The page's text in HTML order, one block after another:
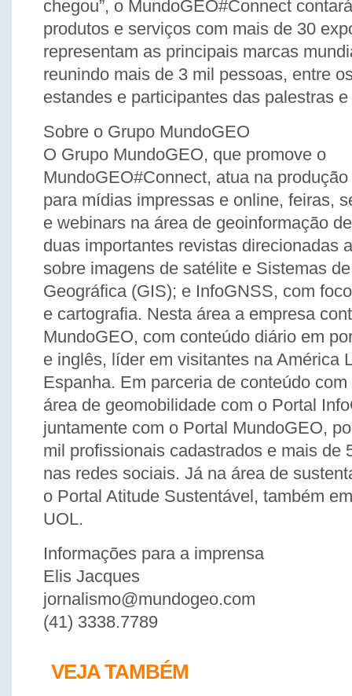
chegou”, o MundoGEO#Connect
produtos e serviços com mais de 30
representam as principais marcas
reunindo mais de 3 mil pessoas, entre
estandes e participantes das palestras
Sobre o Grupo MundoGEO
O Grupo MundoGEO, que promove o
MundoGEO#Connect, atua na
para mídias impressas e online, feiras,
e webinars na área de geoinformação
duas importantes revistas direcionadas
sobre imagens de satélite e Sistemas
Geográfica (GIS); e InfoGNSS, com
e cartografia. Nesta área a empresa
MundoGEO, com conteúdo diário em
e inglês, líder em visitantes na América
Espanha. Em parceria de conteúdo
área de geomobilidade com o Portal
juntamente com o Portal MundoGEO,
mil profissionais cadastrados e mais de
nas redes sociais. Já na área de
o Portal Atitude Sustentável, também
UOL.
Informações para a imprensa
Elis Jacques
jornalismo@mundogeo.com
(41) 3338.7789
VEJA TAMBÉM